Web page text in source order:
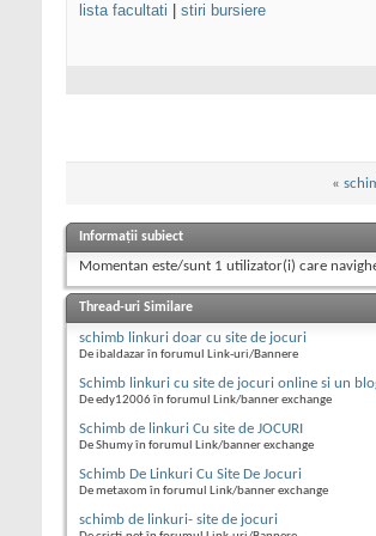
lista facultati stiri bursiere
«
Informații subiect
Momentan este/sunt 1 utilizator(i) care
Thread-uri Similare
schimb linkuri doar cu site de jocuri
De ibaldazar în forumul Link-uri/Bannere
Schimb linkuri cu site de jocuri online si un
De edy12006 în forumul Link/banner exchange
Schimb de linkuri Cu site de JOCURI
De Shumy în forumul Link/banner exchange
Schimb De Linkuri Cu Site De Jocuri
De metaxom în forumul Link/banner exchange
schimb de linkuri- site de jocuri